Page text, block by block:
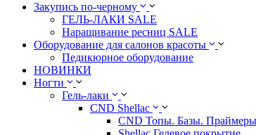
Закупись по-черному
ГЕЛЬ-ЛАКИ SALE
Наращивание ресниц SALE
Оборудование для салонов красоты
Педикюрное оборудование
НОВИНКИ
Ногти
Гель-лаки
CND Shellac
CND Топы. Базы. Праймеры